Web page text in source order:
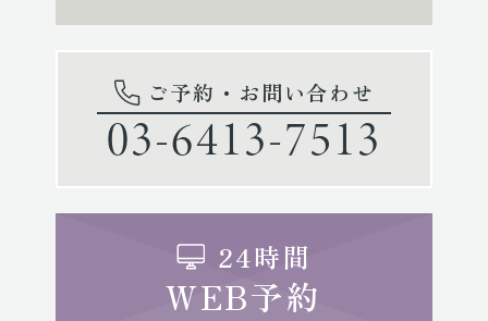
ご予約・お問い合わせ
03-6413-7513
24時間
WEB予約